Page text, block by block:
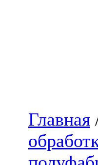
Главная